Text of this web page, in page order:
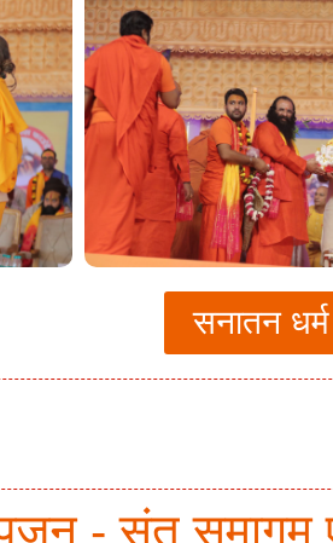
सनातन
- संत समागम